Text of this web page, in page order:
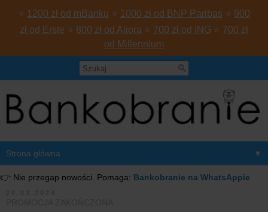
⭐ 1200 zł od mBanku ⭐ 1000 zł od BNP Paribas ⭐ 900
zł od Erste ⭐ 800 zł od Aliora ⭐ 700 zł od ING ⭐ 700 zł
od Millennium
▼
👉 Nie przegap nowości. Pomaga: Bankobranie na WhatsAppie